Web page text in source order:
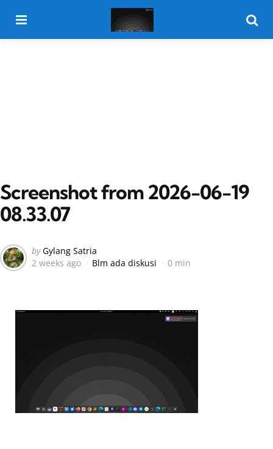
Screenshot from 2026-06-19
08.33.07
Posted
by
by Gylang Satria
2 weeks ago
Blm ada diskusi 0 min